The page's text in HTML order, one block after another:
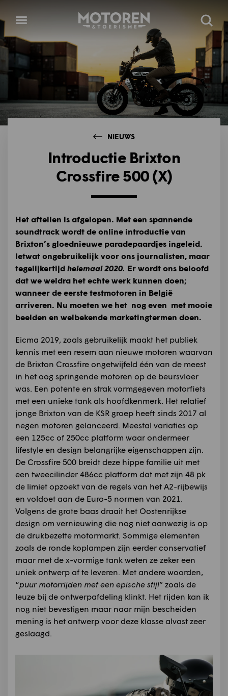
Open
Homepage Zoeken
NIEUWS
Introductie Brixton
Crossfire 500 (X)
Het aftellen is afgelopen. Met een spannende
soundtrack wordt de online introductie van
Brixton’s gloednieuwe paradepaardjes ingeleid.
Ietwat ongebruikelijk voor ons journalisten, maar
tegelijkertijd helemaal 2020. Er wordt ons beloofd
dat we weldra het echte werk kunnen doen;
wanneer de eerste testmotoren in België
arriveren. Nu moeten we het nog even met mooie
beelden en welbekende marketingtermen doen.
Eicma 2019, zoals gebruikelijk maakt het publiek
kennis met een resem aan nieuwe motoren waarvan
de Brixton Crossfire ongetwijfeld één van de meest
in het oog springende motoren op de beursvloer
was. Een potente en strak vormgegeven motorfiets
met een unieke tank als hoofdkenmerk. Het relatief
jonge Brixton van de KSR groep heeft sinds 2017 al
negen motoren gelanceerd. Meestal variaties op
een 125cc of 250cc platform waar ondermeer
lifestyle en design belangrijke eigenschappen zijn.
De Crossfire 500 breidt deze hippe familie uit met
een tweecilinder 486cc platform dat met zijn 48 pk
de limiet opzoekt van de regels van het A2-rijbewijs
en voldoet aan de Euro-5 normen van 2021.
Volgens de grote baas draait het Oostenrijkse
design om vernieuwing die nog niet aanwezig is op
de drukbezette motormarkt. Sommige elementen
zoals de ronde koplampen zijn eerder conservatief
maar met de x-vormige tank weten ze zeker een
uniek ontwerp af te leveren. Met andere woorden,
“puur motorrijden met een epische stijl” zoals de
leuze bij de ontwerpafdeling klinkt. Het rijden kan ik
nog niet bevestigen maar naar mijn bescheiden
mening is het ontwerp voor deze klasse alvast zeer
geslaagd.